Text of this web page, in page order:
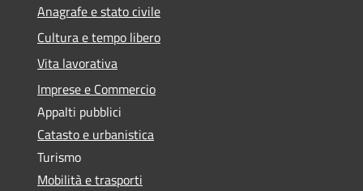
Anagrafe e stato civile
Cultura e tempo libero
Vita lavorativa
Imprese e Commercio
Appalti pubblici
Catasto e urbanistica
Turismo
Mobilità e trasporti